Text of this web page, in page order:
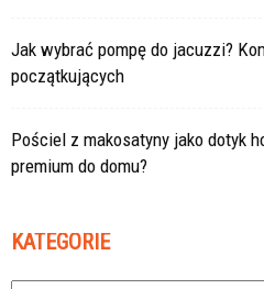
Jak wybrać pompę do jacuzzi?
początkujących
Pościel z makosatyny jako dotyk
premium do domu?
KATEGORIE
Kategorie